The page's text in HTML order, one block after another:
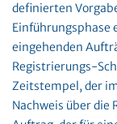
definierten
Einführungsphase
eingehenden
Registrierungs-
Zeitstempel, der
Nachweis über die